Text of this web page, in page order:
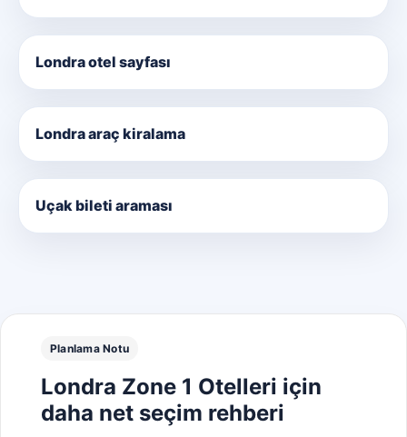
Londra otel sayfası
Londra araç kiralama
Uçak bileti araması
Planlama Notu
Londra Zone 1 Otelleri için
daha net seçim rehberi